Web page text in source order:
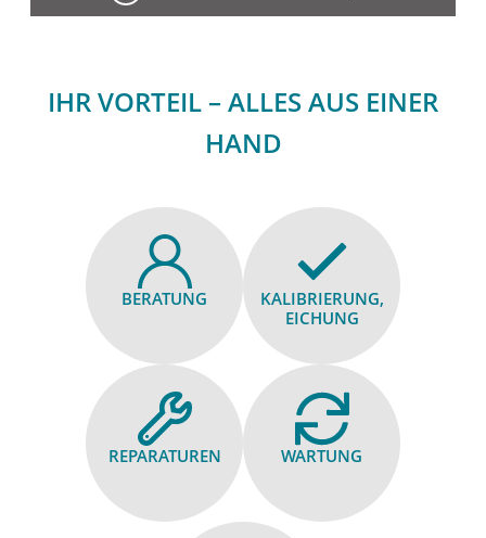
IHR VORTEIL – ALLES AUS EINER
HAND
BERATUNG
KALIBRIE­RUNG,
EICHUNG
REPARA­TUREN WARTUNG